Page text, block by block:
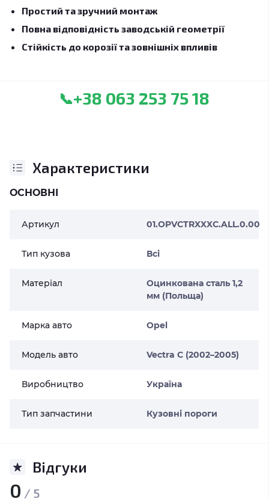
Простий та зручний монтаж
Повна відповідність заводській геометрії
Стійкість до корозії та зовнішніх впливів
📞+38 063 253 75 18
Характеристики
ОСНОВНІ
Артикул 01.OPVCTRXXXC.ALL.0.00
Тип кузова Всі
Матеріал
Оцинкована сталь 1,2
мм (Польща)
Марка авто Opel
Модель авто Vectra C (2002–2005)
Виробництво Україна
Тип запчастини Кузовні пороги
Відгуки
0 / 5